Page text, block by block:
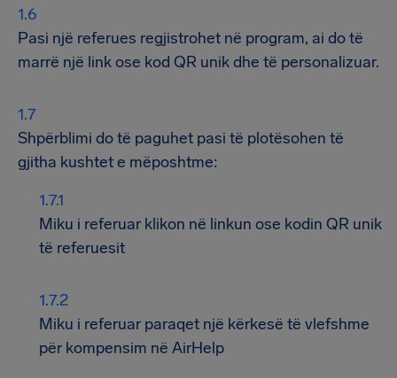
Pasi një referues regjistrohet në program, ai do të
marrë një link ose kod QR unik dhe të personalizuar.
Shpërblimi do të paguhet pasi të plotësohen të
gjitha kushtet e mëposhtme:
Miku i referuar klikon në linkun ose kodin QR unik
të referuesit
Miku i referuar paraqet një kërkesë të vlefshme
për kompensim në AirHelp